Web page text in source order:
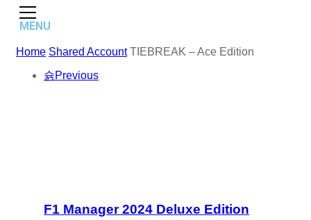
MENU
Home Shared Account TIEBREAK – Ace Edition
Previous
F1 Manager 2024 Deluxe Edition